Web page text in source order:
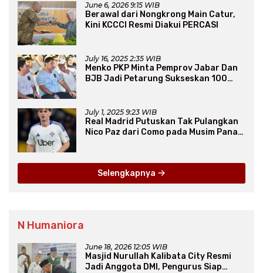
June 6, 2026 9:15 WIB
Berawal dari Nongkrong Main Catur,
Kini KCCCI Resmi Diakui PERCASI
July 16, 2025 2:35 WIB
Menko PKP Minta Pemprov Jabar Dan
BJB Jadi Petarung Sukseskan 100
July 1, 2025 9:23 WIB
Real Madrid Putuskan Tak Pulangkan
Nico Paz dari Como pada Musim Panas
Selengkapnya
N Humaniora
June 18, 2026 12:05 WIB
Masjid Nurullah Kalibata City Resmi
Jadi Anggota DMI, Pengurus Siap